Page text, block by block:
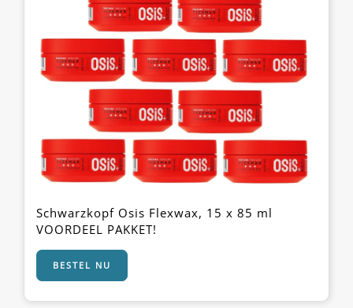
Schwarzkopf Osis Flexwax, 15 x 85 ml
VOORDEEL PAKKET!
BESTEL NU